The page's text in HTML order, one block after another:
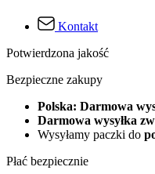
Kontakt
Potwierdzona jakość
Bezpieczne zakupy
Polska: Darmowa
Darmowa wysyłka
Wysyłamy paczki do
Płać bezpiecznie